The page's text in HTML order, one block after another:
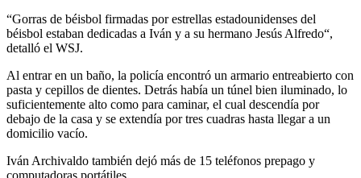
“Gorras de béisbol firmadas por estrellas estadounidenses del
béisbol estaban dedicadas a Iván y a su hermano Jesús Alfredo“,
detalló el WSJ.
Al entrar en un baño, la policía encontró un armario entreabierto con
pasta y cepillos de dientes. Detrás había un túnel bien iluminado, lo
suficientemente alto como para caminar, el cual descendía por
debajo de la casa y se extendía por tres cuadras hasta llegar a un
domicilio vacío.
Iván Archivaldo también dejó más de 15 teléfonos prepago y